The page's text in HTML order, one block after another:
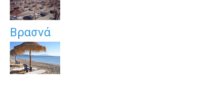
Βρασνά